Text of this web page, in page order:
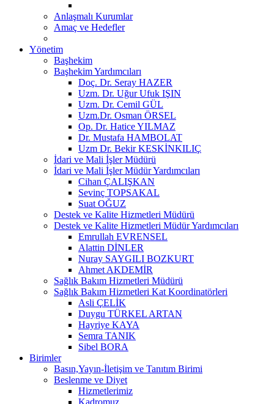
Anlaşmalı Kurumlar
Amaç ve Hedefler
Yönetim
Başhekim
Başhekim Yardımcıları
Doç. Dr. Seray HAZER
Uzm. Dr. Uğur Ufuk IŞIN
Uzm. Dr. Cemil GÜL
Uzm.Dr. Osman ÖRSEL
Op. Dr. Hatice YILMAZ
Dr. Mustafa HAMBOLAT
Uzm Dr. Bekir KESKİNKILIÇ
İdari ve Mali İşler Müdürü
İdari ve Mali İşler Müdür Yardımcıları
Cihan ÇALIŞKAN
Sevinç TOPSAKAL
Suat OĞUZ
Destek ve Kalite Hizmetleri Müdürü
Destek ve Kalite Hizmetleri Müdür Yardımcıları
Emrullah EVRENSEL
Alattin DİNLER
Nuray SAYGILI BOZKURT
Ahmet AKDEMİR
Sağlık Bakım Hizmetleri Müdürü
Sağlık Bakım Hizmetleri Kat Koordinatörleri
Asli ÇELİK
Duygu TÜRKEL ARTAN
Hayriye KAYA
Semra TANIK
Sibel BORA
Birimler
Basın,Yayın-İletişim ve Tanıtım Birimi
Beslenme ve Diyet
Hizmetlerimiz
Kadromuz